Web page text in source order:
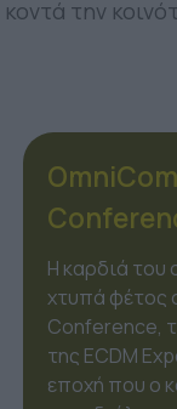
κοντά την
Το marketing
γραμμική
δεδομένα.
Expo 2026,